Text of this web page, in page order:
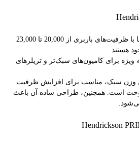
ظرفیت باربری: این سیستم‌ها با ظرفیت‌های باربری از 20,000 تا 23,000
ویژه برای کامیون‌های سبک‌تر و تریلرهای
وزن سبک، مناسب برای افزایش ظرفیت
است. همچنین، طراحی ساده آن باعث